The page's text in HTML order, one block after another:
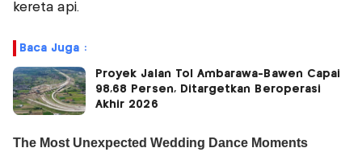
kereta api.
Baca Juga :
Proyek Jalan Tol Ambarawa-Bawen Capai
98,68 Persen, Ditargetkan Beroperasi
Akhir 2026